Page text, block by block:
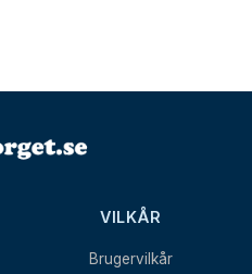
VILKÅR
Brugervilkår